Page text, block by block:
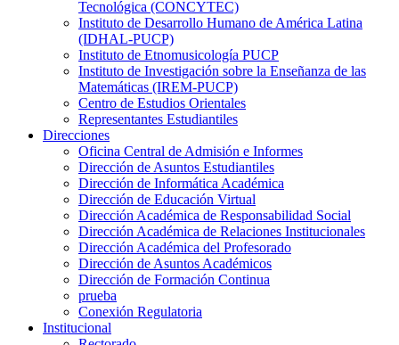
Tecnológica (CONCYTEC)
Instituto de Desarrollo Humano de América Latina
(IDHAL-PUCP)
Instituto de Etnomusicología PUCP
Instituto de Investigación sobre la Enseñanza de las
Matemáticas (IREM-PUCP)
Centro de Estudios Orientales
Representantes Estudiantiles
Direcciones
Oficina Central de Admisión e Informes
Dirección de Asuntos Estudiantiles
Dirección de Informática Académica
Dirección de Educación Virtual
Dirección Académica de Responsabilidad Social
Dirección Académica de Relaciones Institucionales
Dirección Académica del Profesorado
Dirección de Asuntos Académicos
Dirección de Formación Continua
prueba
Conexión Regulatoria
Institucional